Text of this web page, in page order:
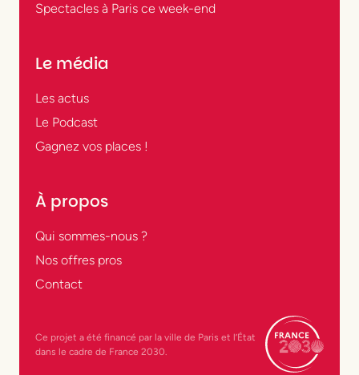
Spectacles à Paris ce week-end
Le média
Les actus
Le Podcast
Gagnez vos places !
À propos
Qui sommes-nous ?
Nos offres pros
Contact
Ce projet a été financé par la ville de Paris et l’État
dans le cadre de France 2030.